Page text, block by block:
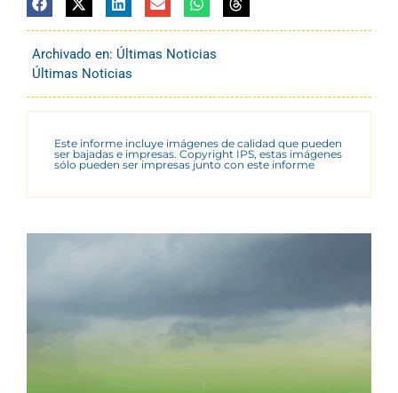
Archivado en: Últimas Noticias
Últimas Noticias
Este informe incluye imágenes de calidad que pueden
ser bajadas e impresas. Copyright IPS, estas imágenes
sólo pueden ser impresas junto con este informe